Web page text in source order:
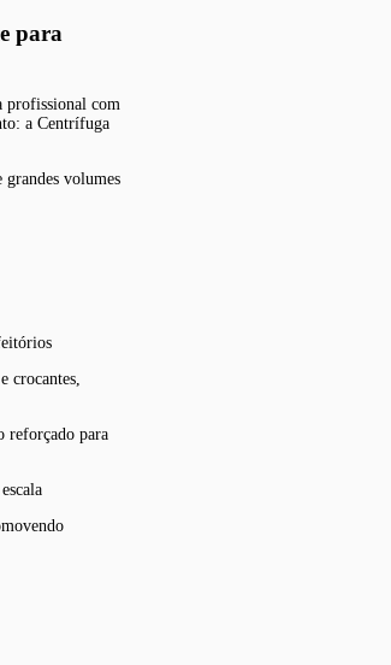
para
profissional com
a Centrífuga
grandes volumes
crocantes,
reforçado para